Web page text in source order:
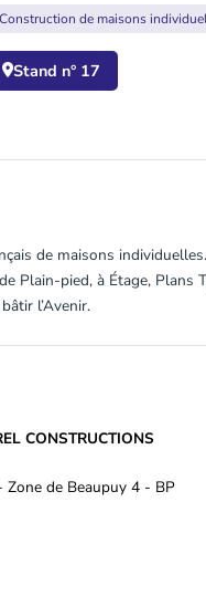
Construction de maisons
Stand n° 17
de maisons individuelles.
Plain-pied, à Étage, Plans
l’Avenir.
CONSTRUCTIONS
Zone de Beaupuy 4 - BP